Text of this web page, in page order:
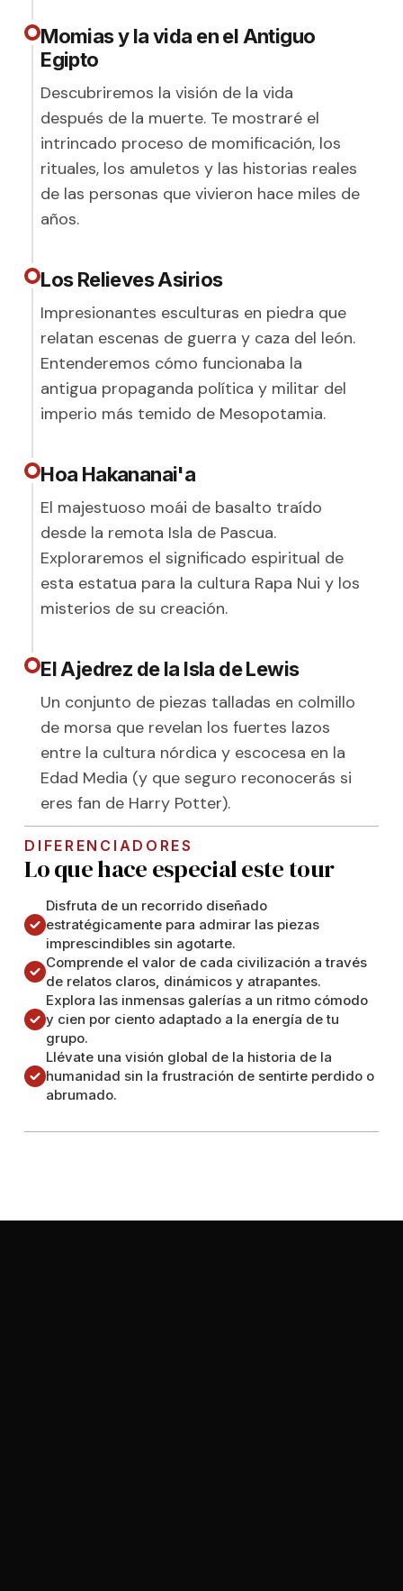
Momias y la vida en el Antiguo
Egipto
Descubriremos la visión de la vida
después de la muerte. Te mostraré el
intrincado proceso de momificación, los
rituales, los amuletos y las historias reales
de las personas que vivieron hace miles de
años.
Los Relieves Asirios
Impresionantes esculturas en piedra que
relatan escenas de guerra y caza del león.
Entenderemos cómo funcionaba la
antigua propaganda política y militar del
imperio más temido de Mesopotamia.
Hoa Hakananai'a
El majestuoso moái de basalto traído
desde la remota Isla de Pascua.
Exploraremos el significado espiritual de
esta estatua para la cultura Rapa Nui y los
misterios de su creación.
El Ajedrez de la Isla de Lewis
Un conjunto de piezas talladas en colmillo
de morsa que revelan los fuertes lazos
entre la cultura nórdica y escocesa en la
Edad Media (y que seguro reconocerás si
eres fan de Harry Potter).
DIFERENCIADORES
Lo que hace especial este tour
Disfruta de un recorrido diseñado
estratégicamente para admirar las piezas
imprescindibles sin agotarte.
Comprende el valor de cada civilización a través
de relatos claros, dinámicos y atrapantes.
Explora las inmensas galerías a un ritmo cómodo
y cien por ciento adaptado a la energía de tu
grupo.
Llévate una visión global de la historia de la
humanidad sin la frustración de sentirte perdido o
abrumado.